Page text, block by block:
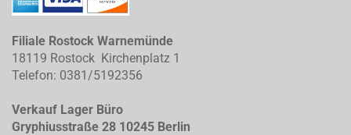
Filiale Rostock Warnemünde
18119 Rostock Kirchenplatz 1
Telefon: 0381/5192356
Verkauf Lager Büro
Gryphiusstraße 28 10245 Berlin